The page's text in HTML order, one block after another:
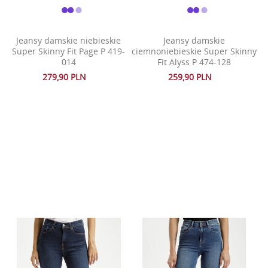
Jeansy damskie niebieskie
Super Skinny Fit Page P 419-
014
279,90 PLN
Jeansy damskie
ciemnoniebieskie Super Skinny
Fit Alyss P 474-128
259,90 PLN